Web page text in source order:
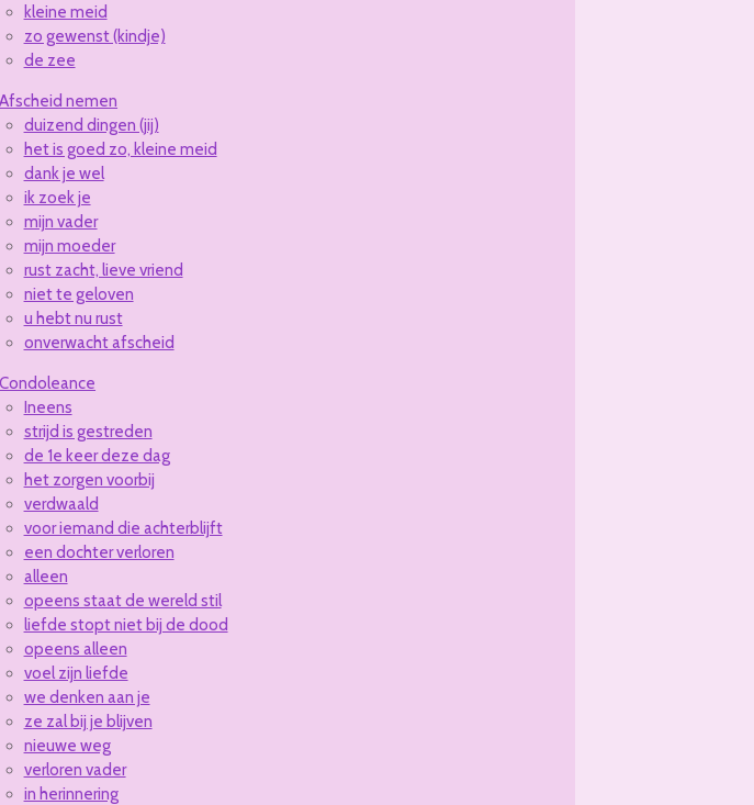
kleine meid
zo gewenst (kindje)
de zee
Afscheid nemen
duizend dingen (jij)
het is goed zo, kleine meid
dank je wel
ik zoek je
mijn vader
mijn moeder
rust zacht, lieve vriend
niet te geloven
u hebt nu rust
onverwacht afscheid
Condoleance
Ineens
strijd is gestreden
de 1e keer deze dag
het zorgen voorbij
verdwaald
voor iemand die achterblijft
een dochter verloren
alleen
opeens staat de wereld stil
liefde stopt niet bij de dood
opeens alleen
voel zijn liefde
we denken aan je
ze zal bij je blijven
nieuwe weg
verloren vader
in herinnering